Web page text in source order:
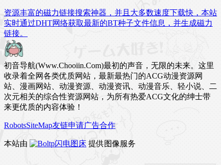
资源丰富的磁力链接搜索神器，并且大多数速度下载快，本站
实时通过DHT网络获取最新的BT种子文件信息，并生成磁力
链接。
初音导航(Www.Chooiin.Com)最初的声音，无限的未来。这里
收录着全网各类优质网站，最新最热门的ACG动漫资源网
站、漫画网站、动漫资源、动漫资讯、动漫音乐、轻小说、二
次元相关的综合性资源网站，为所有热爱ACG文化的绅士带
来更优质的内容体验！
RobotsSiteMap友链申请广告合作
本站由 闪电图床 提供图像服务